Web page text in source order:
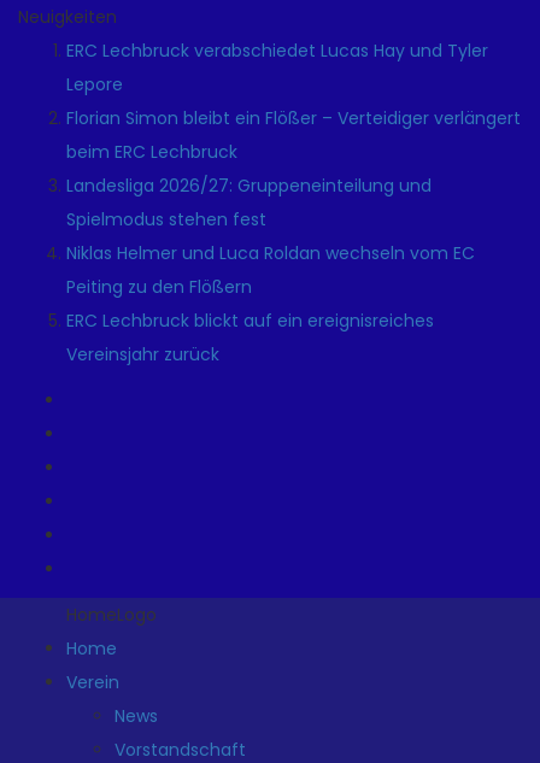
Neuigkeiten
ERC Lechbruck verabschiedet Lucas Hay und Tyler
Lepore
Florian Simon bleibt ein Flößer – Verteidiger verlängert
beim ERC Lechbruck
Landesliga 2026/27: Gruppeneinteilung und
Spielmodus stehen fest
Niklas Helmer und Luca Roldan wechseln vom EC
Peiting zu den Flößern
ERC Lechbruck blickt auf ein ereignisreiches
Vereinsjahr zurück
HomeLogo
Home
Verein
News
Vorstandschaft